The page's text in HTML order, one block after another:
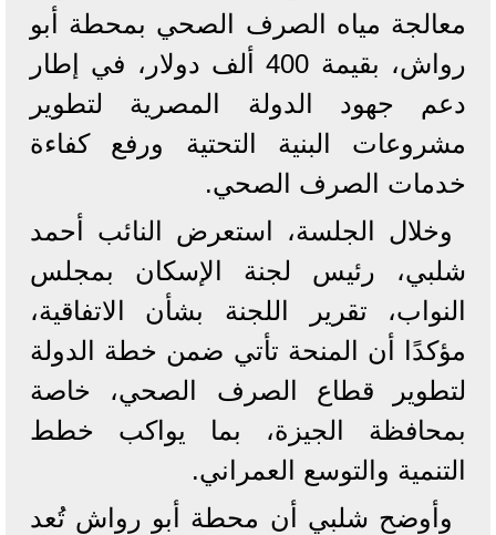
معالجة مياه الصرف الصحي بمحطة أبو
رواش، بقيمة 400 ألف دولار، في إطار
دعم جهود الدولة المصرية لتطوير
مشروعات البنية التحتية ورفع كفاءة
خدمات الصرف الصحي.
وخلال الجلسة، استعرض النائب أحمد
شلبي، رئيس لجنة الإسكان بمجلس
النواب، تقرير اللجنة بشأن الاتفاقية،
مؤكدًا أن المنحة تأتي ضمن خطة الدولة
لتطوير قطاع الصرف الصحي، خاصة
بمحافظة الجيزة، بما يواكب خطط
التنمية والتوسع العمراني.
وأوضح شلبي أن محطة أبو رواش تُعد